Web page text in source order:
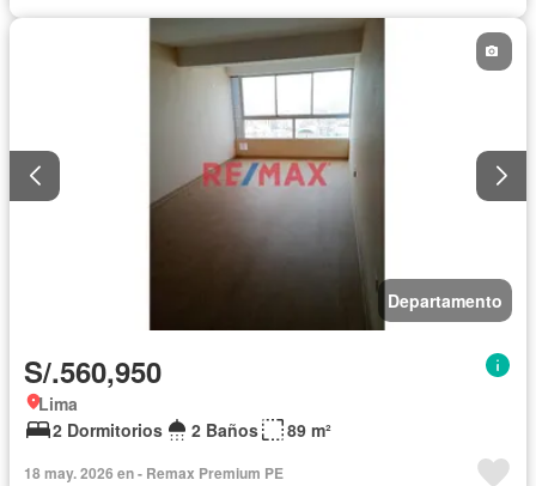
Departamento
S/.560,950
Lima
2 Dormitorios
2 Baños 89 m²
18 may. 2026 en - Remax Premium PE